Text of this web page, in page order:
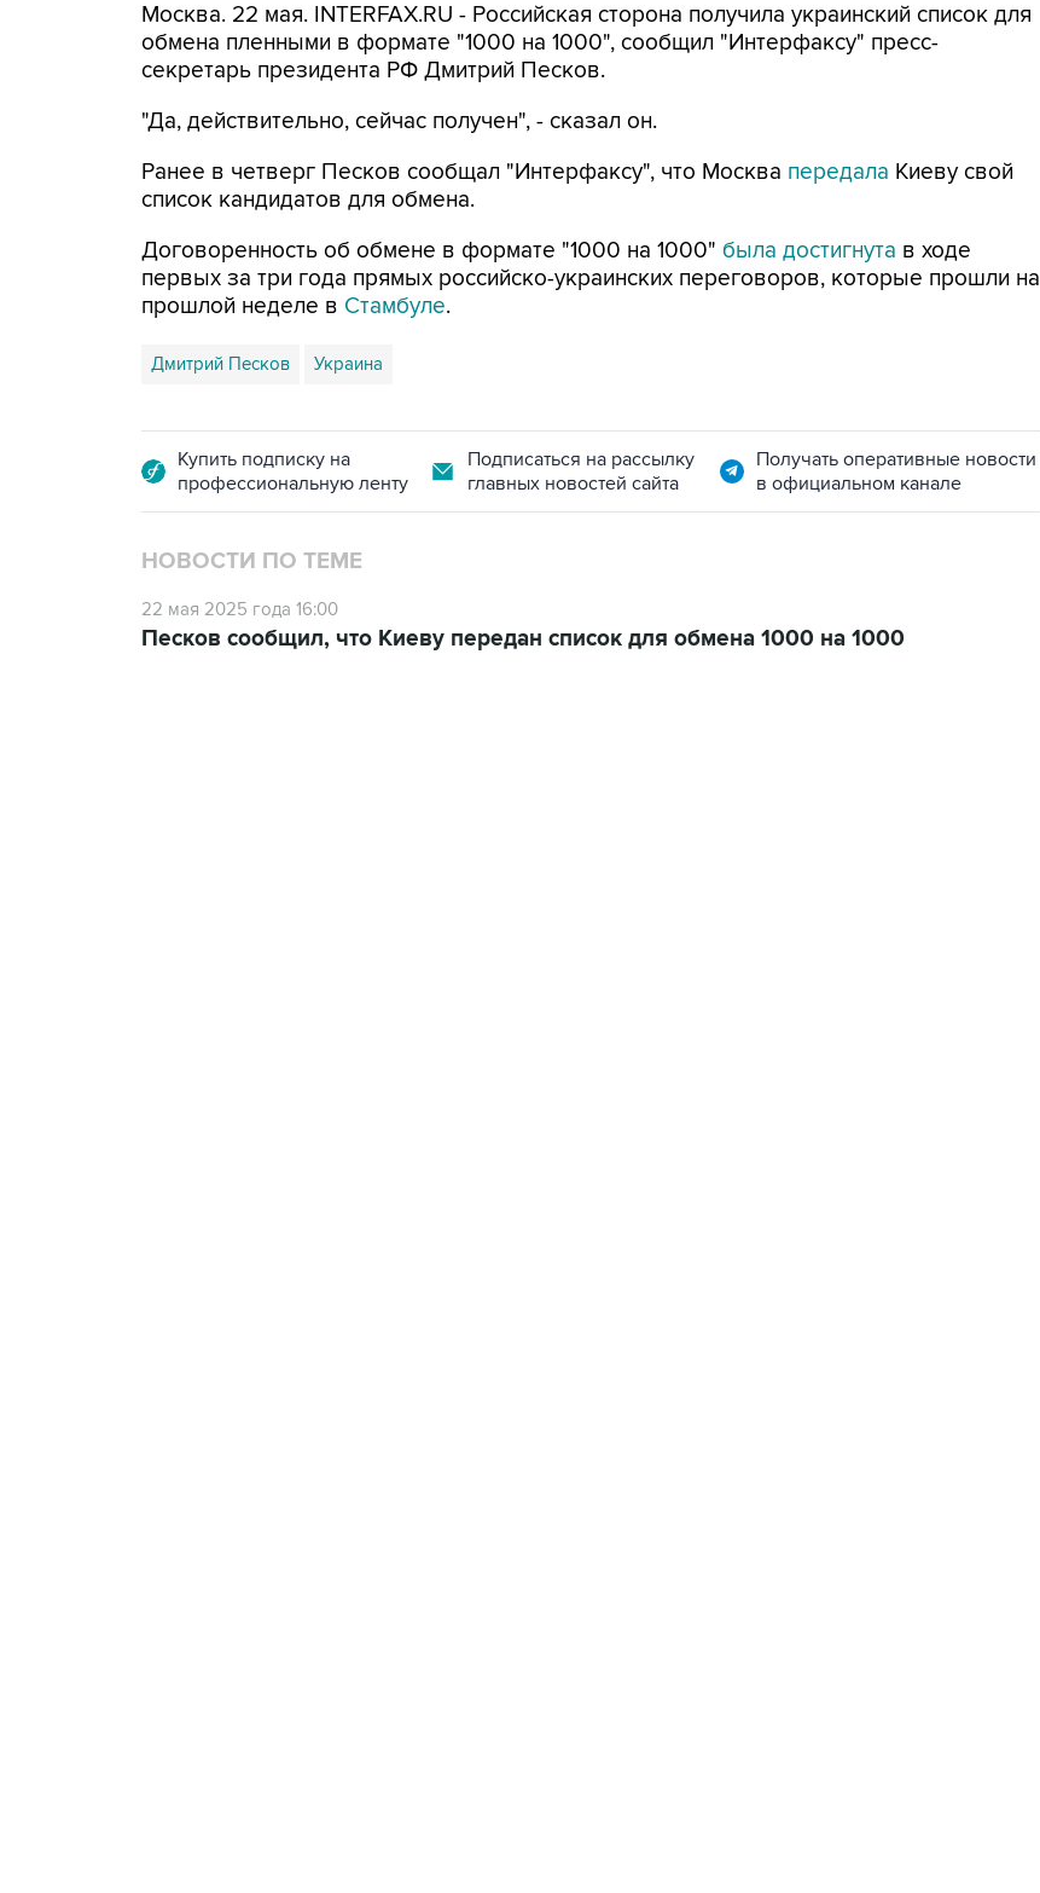
Москва. 22 мая. INTERFAX.RU - Российская сторона получила украинский список для
обмена пленными в формате "1000 на 1000", сообщил "Интерфаксу" пресс-
секретарь президента РФ Дмитрий Песков.
"Да, действительно, сейчас получен", - сказал он.
Ранее в четверг Песков сообщал "Интерфаксу", что Москва передала Киеву свой
список кандидатов для обмена.
Договоренность об обмене в формате "1000 на 1000" была достигнута в ходе
первых за три года прямых российско-украинских переговоров, которые прошли на
прошлой неделе в Стамбуле.
Дмитрий Песков Украина
Купить подписку на
профессиональную ленту
Подписаться на рассылку
главных новостей сайта
Получать оперативные новости
в официальном канале
НОВОСТИ ПО ТЕМЕ
22 мая 2025 года 16:00
Песков сообщил, что Киеву передан список для обмена 1000 на 1000